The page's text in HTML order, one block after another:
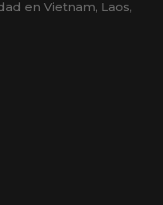
en Vietnam, Laos,